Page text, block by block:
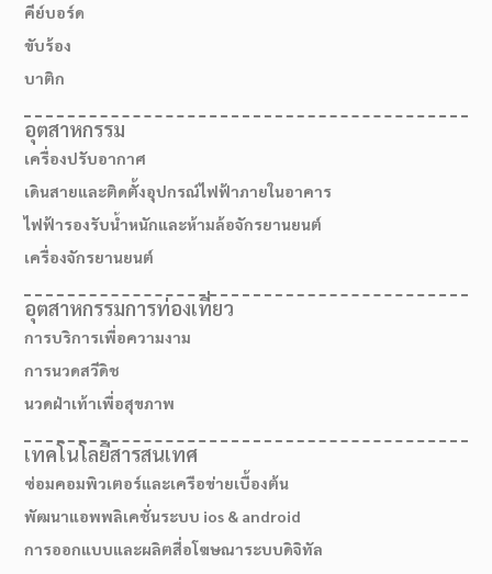
สมัครเรียน
เส้นทางมาโรงเรียน
คีย์บอร์ด
ขับร้อง
บาติก
อุตสาหกรรม
เครื่องปรับอากาศ
เดินสายและติดตั้งอุปกรณ์ไฟฟ้าภายในอาคาร
ไฟฟ้ารองรับน้ำหนักและห้ามล้อจักรยานยนต์
เครื่องจักรยานยนต์
อุตสาหกรรมการท่องเที่ยว
การบริการเพื่อความงาม
การนวดสวีดิช
นวดฝ่าเท้าเพื่อสุขภาพ
เทคโนโลยีสารสนเทศ
ซ่อมคอมพิวเตอร์และเครือข่ายเบื้องต้น
พัฒนาแอพพลิเคชั่นระบบ ios & android
การออกแบบและผลิตสื่อโฆษณาระบบดิจิทัล